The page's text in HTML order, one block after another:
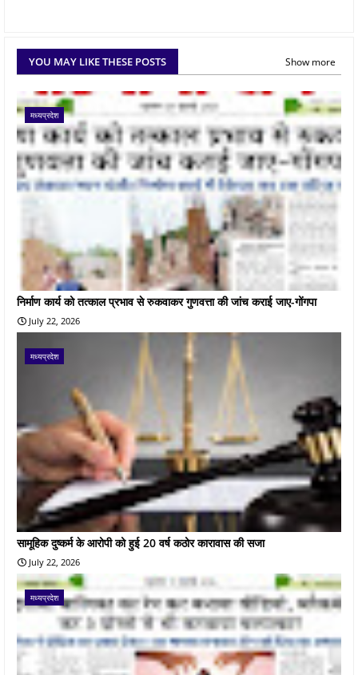
YOU MAY LIKE THESE POSTS Show more
मध्यप्रदेश
निर्माण कार्य को तत्काल प्रभाव से रुकवाकर गुणवत्ता की जांच कराई जाए-गोंगपा
July 22, 2026
मध्यप्रदेश
सामूहिक दुष्कर्म के आरोपी को हुई 20 वर्ष कठोर कारावास की सजा
July 22, 2026
मध्यप्रदेश